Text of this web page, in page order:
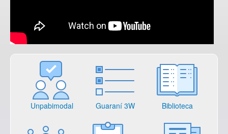
Unpabimodal Guaraní 3W Biblioteca